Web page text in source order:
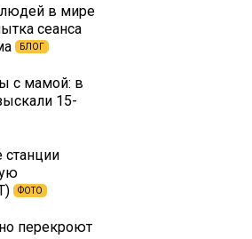
в мире
сеанса
БЛОГ
с мамой: в
15-
станции
ФОТО
перекроют